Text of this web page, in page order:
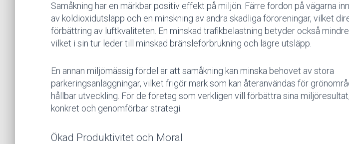
Samåkning har en märkbar positiv effekt på miljön. Färre fordon på vägarna
av koldioxidutsläpp och en minskning av andra skadliga föroreningar, vilket
förbättring av luftkvaliteten. En minskad trafikbelastning betyder också
vilket i sin tur leder till minskad bränsleförbrukning och lägre utsläpp.
En annan miljömässig fördel är att samåkning kan minska behovet av stora
parkeringsanläggningar, vilket frigör mark som kan återanvändas för
hållbar utveckling. För de företag som verkligen vill förbättra sina
konkret och genomförbar strategi.
Ökad Produktivitet och Moral